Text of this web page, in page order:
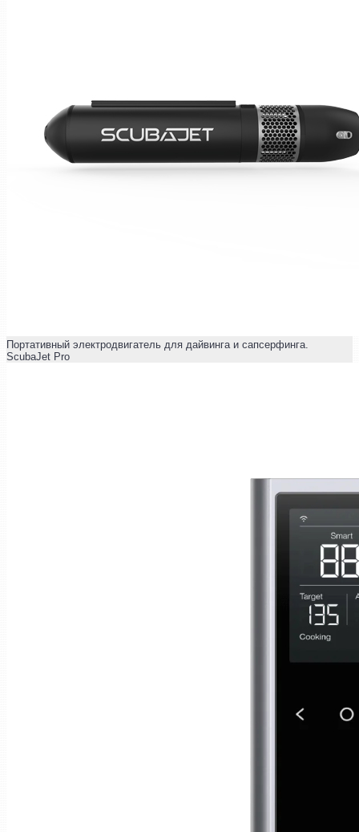
Портативный электродвигатель для дайвинга и сапсерфинга.
ScubaJet Pro